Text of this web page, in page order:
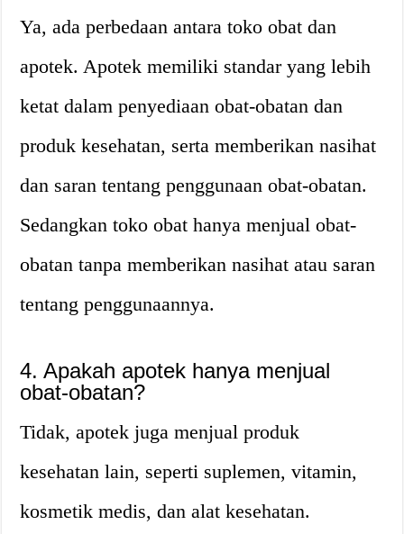
Ya, ada perbedaan antara toko obat dan
apotek. Apotek memiliki standar yang lebih
ketat dalam penyediaan obat-obatan dan
produk kesehatan, serta memberikan nasihat
dan saran tentang penggunaan obat-obatan.
Sedangkan toko obat hanya menjual obat-
obatan tanpa memberikan nasihat atau saran
tentang penggunaannya.
4. Apakah apotek hanya menjual
obat-obatan?
Tidak, apotek juga menjual produk
kesehatan lain, seperti suplemen, vitamin,
kosmetik medis, dan alat kesehatan.